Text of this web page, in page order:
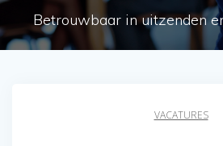
Betrouwbaar in uitzenden
VACATURES